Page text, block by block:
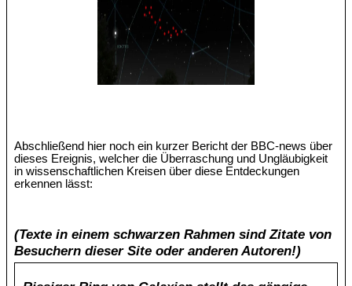
Abschließend hier noch ein kurzer Bericht der BBC-news über
dieses Ereignis, welcher die Überraschung und Ungläubigkeit
in wissenschaftlichen Kreisen über diese Entdeckungen
erkennen lässt:
(Texte in einem schwarzen Rahmen sind Zitate von
Besuchern dieser Site oder anderen Autoren!)